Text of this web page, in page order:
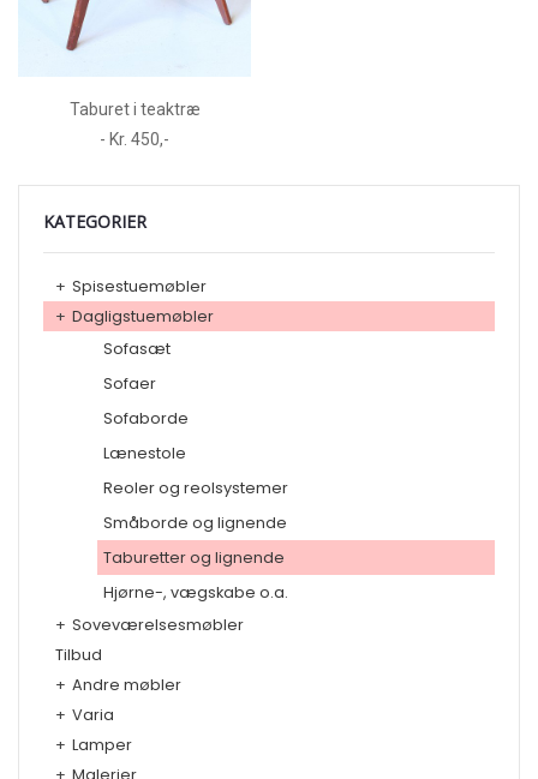
Taburet i teaktræ
- Kr. 450,-
KATEGORIER
+ Spisestuemøbler
+ Dagligstuemøbler
Sofasæt
Sofaer
Sofaborde
Lænestole
Reoler og reolsystemer
Småborde og lignende
Taburetter og lignende
Hjørne-, vægskabe o.a.
+ Soveværelsesmøbler
Tilbud
+ Andre møbler
+ Varia
+ Lamper